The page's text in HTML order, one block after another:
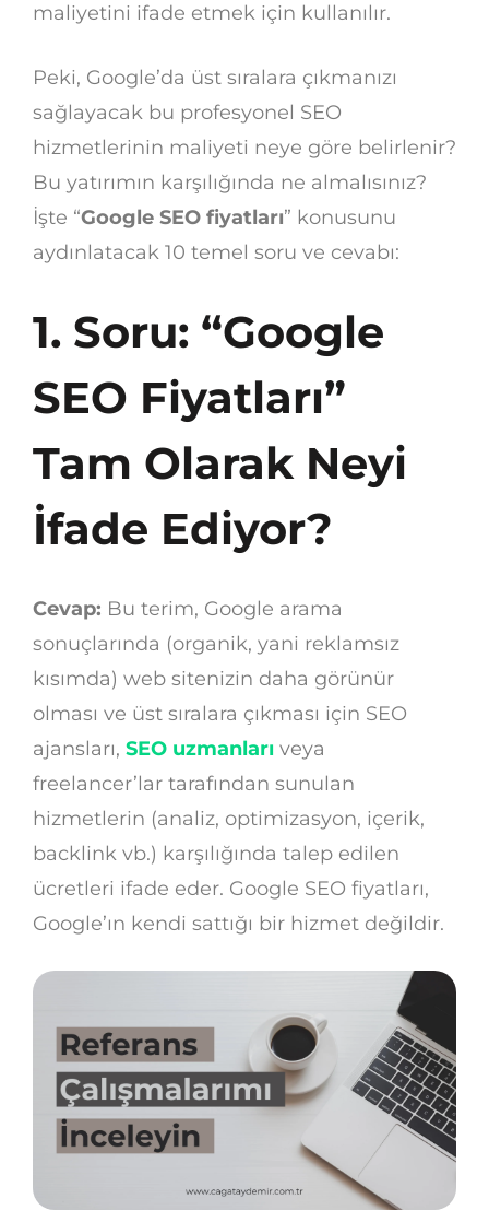
maliyetini ifade etmek için kullanılır.
Peki, Google’da üst sıralara çıkmanızı
sağlayacak bu profesyonel SEO
hizmetlerinin maliyeti neye göre belirlenir?
Bu yatırımın karşılığında ne almalısınız?
İşte “Google SEO fiyatları” konusunu
aydınlatacak 10 temel soru ve cevabı:
1. Soru: “Google
SEO Fiyatları”
Tam Olarak Neyi
İfade Ediyor?
Cevap: Bu terim, Google arama
sonuçlarında (organik, yani reklamsız
kısımda) web sitenizin daha görünür
olması ve üst sıralara çıkması için SEO
ajansları, SEO uzmanları veya
freelancer’lar tarafından sunulan
hizmetlerin (analiz, optimizasyon, içerik,
backlink vb.) karşılığında talep edilen
ücretleri ifade eder. Google SEO fiyatları,
Google’ın kendi sattığı bir hizmet değildir.